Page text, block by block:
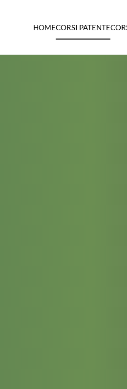
HOMECORSI PATENTE